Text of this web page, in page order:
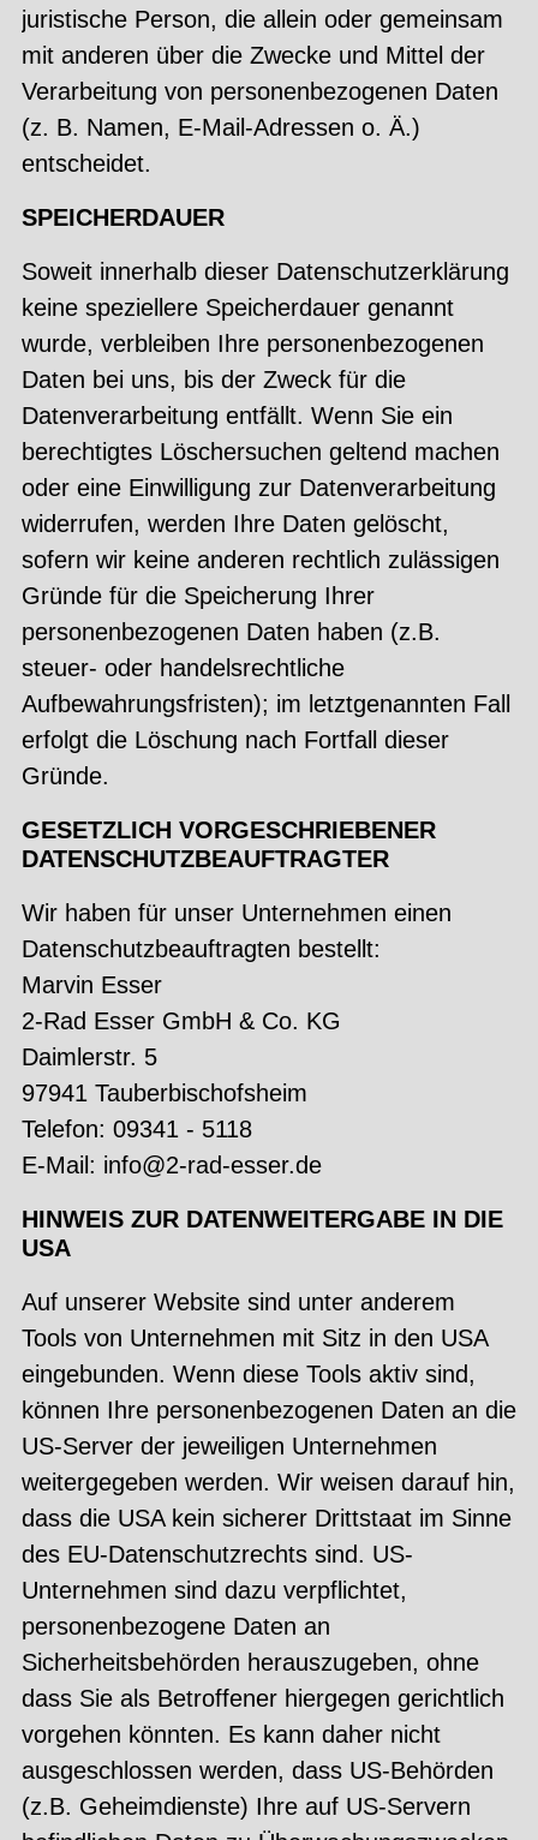
juristische Person, die allein oder gemeinsam
mit anderen über die Zwecke und Mittel der
Verarbeitung von personenbezogenen Daten
(z. B. Namen, E-Mail-Adressen o. Ä.)
entscheidet.
SPEICHERDAUER
Soweit innerhalb dieser Datenschutzerklärung
keine speziellere Speicherdauer genannt
wurde, verbleiben Ihre personenbezogenen
Daten bei uns, bis der Zweck für die
Datenverarbeitung entfällt. Wenn Sie ein
berechtigtes Löschersuchen geltend machen
oder eine Einwilligung zur Datenverarbeitung
widerrufen, werden Ihre Daten gelöscht,
sofern wir keine anderen rechtlich zulässigen
Gründe für die Speicherung Ihrer
personenbezogenen Daten haben (z.B.
steuer- oder handelsrechtliche
Aufbewahrungsfristen); im letztgenannten Fall
erfolgt die Löschung nach Fortfall dieser
Gründe.
GESETZLICH VORGESCHRIEBENER
DATENSCHUTZBEAUFTRAGTER
Wir haben für unser Unternehmen einen
Datenschutzbeauftragten bestellt:
Marvin Esser
2-Rad Esser GmbH & Co. KG
Daimlerstr. 5
97941 Tauberbischofsheim
Telefon: 09341 - 5118
E-Mail: info@2-rad-esser.de
HINWEIS ZUR DATENWEITERGABE IN DIE
USA
Auf unserer Website sind unter anderem
Tools von Unternehmen mit Sitz in den USA
eingebunden. Wenn diese Tools aktiv sind,
können Ihre personenbezogenen Daten an die
US-Server der jeweiligen Unternehmen
weitergegeben werden. Wir weisen darauf hin,
dass die USA kein sicherer Drittstaat im Sinne
des EU-Datenschutzrechts sind. US-
Unternehmen sind dazu verpflichtet,
personenbezogene Daten an
Sicherheitsbehörden herauszugeben, ohne
dass Sie als Betroffener hiergegen gerichtlich
vorgehen könnten. Es kann daher nicht
ausgeschlossen werden, dass US-Behörden
(z.B. Geheimdienste) Ihre auf US-Servern